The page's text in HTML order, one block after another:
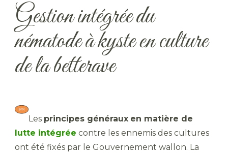
Gestion intégrée du
nématode à kyste en culture
de la betterave
Les principes généraux en matière de
lutte intégrée contre les ennemis des cultures
ont été fixés par le Gouvernement wallon. La